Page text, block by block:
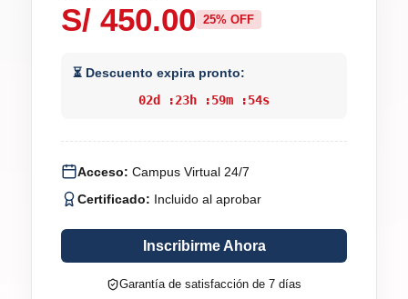
S/ 450.00 25% OFF
⏳ Descuento expira pronto:
02d :23h :59m :53s
Acceso: Campus Virtual 24/7
Certificado: Incluido al aprobar
Inscribirme Ahora
Garantía de satisfacción de 7 días